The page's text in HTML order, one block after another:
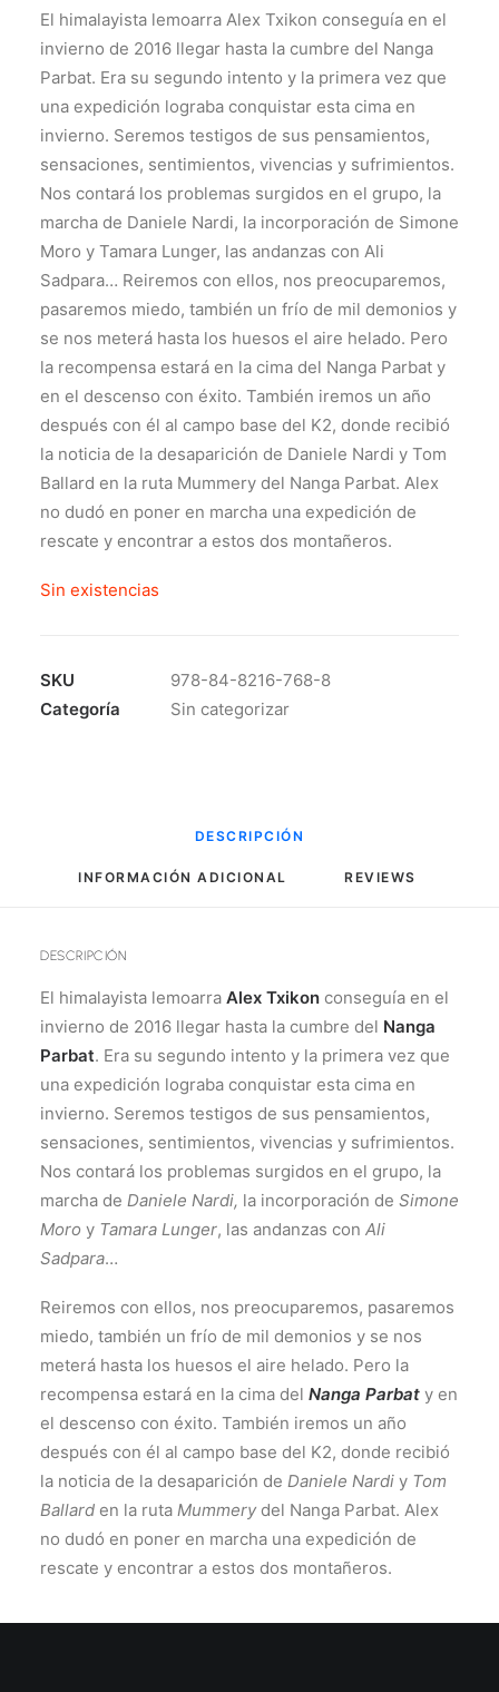
original
era:
€23,00.
actual
es:
€21,85.
El himalayista lemoarra Alex Txikon conseguía en el
invierno de 2016 llegar hasta la cumbre del Nanga
Parbat. Era su segundo intento y la primera vez que
una expedición lograba conquistar esta cima en
invierno. Seremos testigos de sus pensamientos,
sensaciones, sentimientos, vivencias y sufrimientos.
Nos contará los problemas surgidos en el grupo, la
marcha de Daniele Nardi, la incorporación de Simone
Moro y Tamara Lunger, las andanzas con Ali
Sadpara… Reiremos con ellos, nos preocuparemos,
pasaremos miedo, también un frío de mil demonios y
se nos meterá hasta los huesos el aire helado. Pero
la recompensa estará en la cima del Nanga Parbat y
en el descenso con éxito. También iremos un año
después con él al campo base del K2, donde recibió
la noticia de la desaparición de Daniele Nardi y Tom
Ballard en la ruta Mummery del Nanga Parbat. Alex
no dudó en poner en marcha una expedición de
rescate y encontrar a estos dos montañeros.
Sin existencias
SKU
978-84-8216-768-8
Categoría
Sin categorizar
DESCRIPCIÓN
INFORMACIÓN ADICIONAL REVIEWS
DESCRIPCIÓN
El himalayista lemoarra Alex Txikon conseguía en el
invierno de 2016 llegar hasta la cumbre del Nanga
Parbat. Era su segundo intento y la primera vez que
una expedición lograba conquistar esta cima en
invierno. Seremos testigos de sus pensamientos,
sensaciones, sentimientos, vivencias y sufrimientos.
Nos contará los problemas surgidos en el grupo, la
marcha de Daniele Nardi, la incorporación de Simone
Moro y Tamara Lunger, las andanzas con Ali
Sadpara…
Reiremos con ellos, nos preocuparemos, pasaremos
miedo, también un frío de mil demonios y se nos
meterá hasta los huesos el aire helado. Pero la
recompensa estará en la cima del Nanga Parbat y en
el descenso con éxito. También iremos un año
después con él al campo base del K2, donde recibió
la noticia de la desaparición de Daniele Nardi y Tom
Ballard en la ruta Mummery del Nanga Parbat. Alex
no dudó en poner en marcha una expedición de
rescate y encontrar a estos dos montañeros.